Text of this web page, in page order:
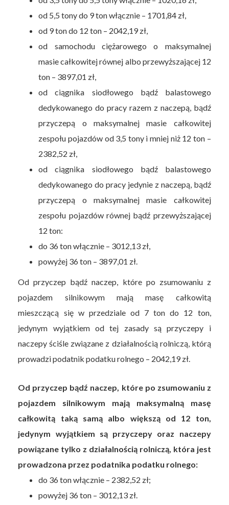
od 5,5 tony do 9 ton włącznie – 1701,84 zł,
od 9 ton do 12 ton – 2042,19 zł,
od samochodu ciężarowego o maksymalnej
masie całkowitej równej albo przewyższającej 12
ton – 3897,01 zł,
od ciągnika siodłowego bądź balastowego
dedykowanego do pracy razem z naczepą, bądź
przyczepą o maksymalnej masie całkowitej
zespołu pojazdów od 3,5 tony i mniej niż 12 ton –
2382,52 zł,
od ciągnika siodłowego bądź balastowego
dedykowanego do pracy jedynie z naczepą, bądź
przyczepą o maksymalnej masie całkowitej
zespołu pojazdów równej bądź przewyższającej
12 ton:
do 36 ton włącznie – 3012,13 zł,
powyżej 36 ton – 3897,01 zł.
Od przyczep bądź naczep, które po zsumowaniu z
pojazdem silnikowym mają masę całkowitą
mieszczącą się w przedziale od 7 ton do 12 ton,
jedynym wyjątkiem od tej zasady są przyczepy i
naczepy ściśle związane z działalnością rolniczą, którą
prowadzi podatnik podatku rolnego – 2042,19 zł.
Od przyczep bądź naczep, które po zsumowaniu z
pojazdem silnikowym mają maksymalną masę
całkowitą taką samą albo większą od 12 ton,
jedynym wyjątkiem są przyczepy oraz naczepy
powiązane tylko z działalnością rolniczą, która jest
prowadzona przez podatnika podatku rolnego:
do 36 ton włącznie – 2382,52 zł;
powyżej 36 ton – 3012,13 zł.